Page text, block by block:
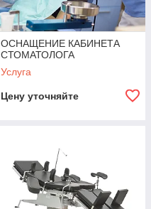
ОСНАЩЕНИЕ КАБИНЕТА
СТОМАТОЛОГА
Услуга
Цену уточняйте